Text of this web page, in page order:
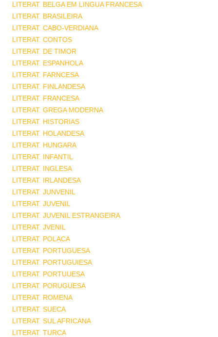
LITERAT. BELGA EM LINGUA FRANCESA
LITERAT. BRASILEIRA
LITERAT. CABO-VERDIANA
LITERAT. CONTOS
LITERAT. DE TIMOR
LITERAT. ESPANHOLA
LITERAT. FARNCESA
LITERAT. FINLANDESA
LITERAT. FRANCESA
LITERAT. GREGA MODERNA
LITERAT. HISTORIAS
LITERAT. HOLANDESA
LITERAT. HUNGARA
LITERAT. INFANTIL
LITERAT. INGLESA
LITERAT. IRLANDESA
LITERAT. JUNVENIL
LITERAT. JUVENIL
LITERAT. JUVENIL ESTRANGEIRA
LITERAT. JVENIL
LITERAT. POLACA
LITERAT. PORTUGUESA
LITERAT. PORTUGUIESA
LITERAT. PORTUUESA
LITERAT. PORUGUESA
LITERAT. ROMENA
LITERAT. SUECA
LITERAT. SUL AFRICANA
LITERAT. TURCA